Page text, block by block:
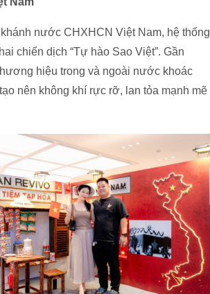
nước CHXHCN Việt Nam, hệ thống
chiến dịch “Tự hào Sao Việt”. Gần
hiệu trong và ngoài nước khoác
nên không khí rực rỡ, lan tỏa mạnh mẽ